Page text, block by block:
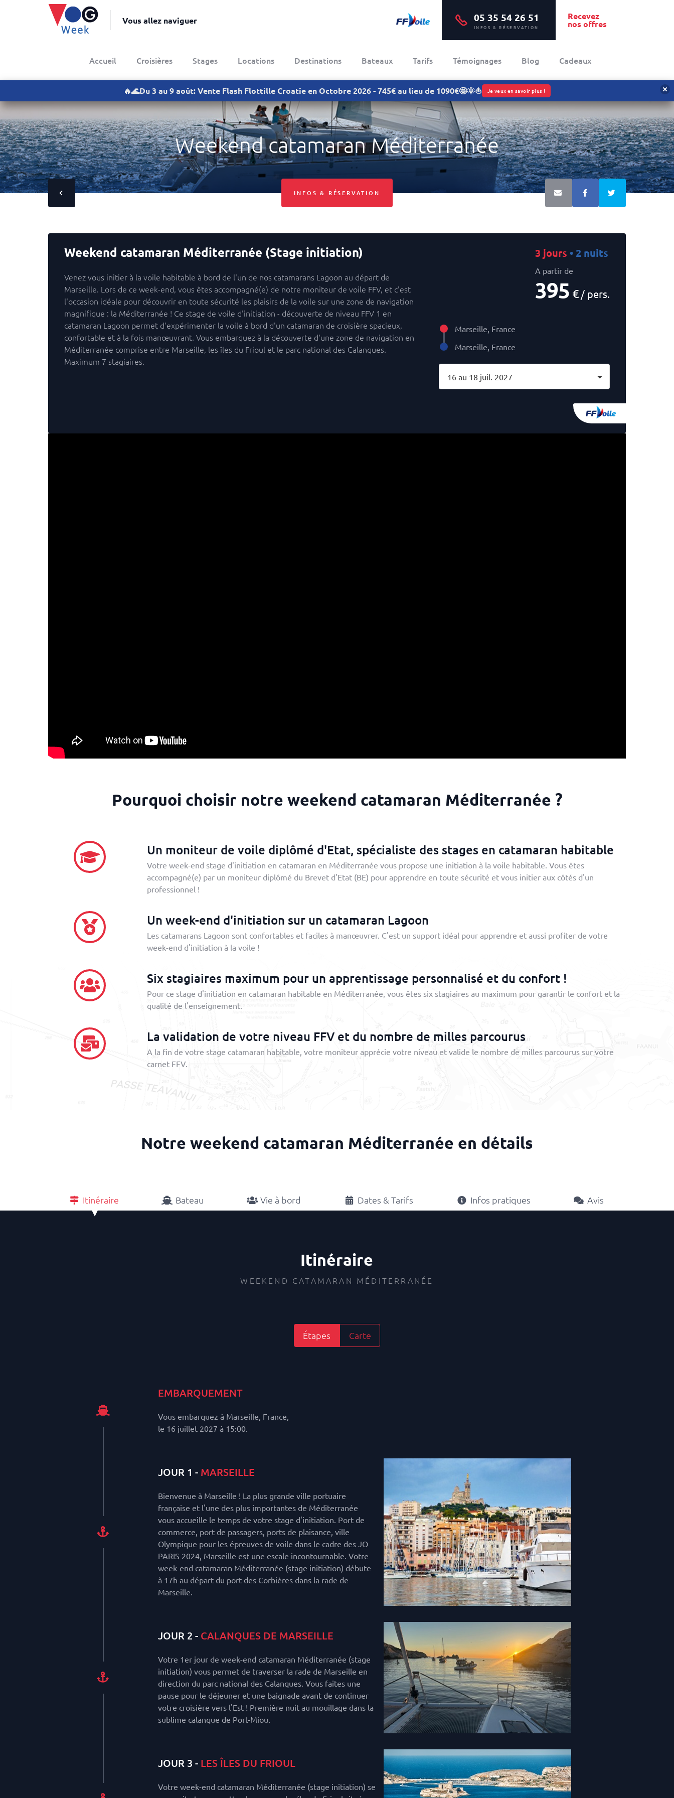
Vous allez naviguer 05 35 54 26 51
INFOS & RÉSERVATION
Recevez
nos offres
Accueil Croisières Stages Locations Destinations Bateaux Tarifs Témoignages Blog Cadeaux
🔥🌊Du 3 au 9 août: Vente Flash Flottille Croatie en Octobre 2026 - 745€ au lieu de 1090€🤩🌞⛵ Je veux en savoir plus !
Weekend catamaran Méditerranée
INFOS & RÉSERVATION
Weekend catamaran Méditerranée (Stage initiation)
Venez vous initier à la voile habitable à bord de l'un de nos catamarans Lagoon au départ de
Marseille. Lors de ce week-end, vous êtes accompagné(e) de notre moniteur de voile FFV, et c'est
l'occasion idéale pour découvrir en toute sécurité les plaisirs de la voile sur une zone de navigation
magnifique : la Méditerranée ! Ce stage de voile d'initiation - découverte de niveau FFV 1 en
catamaran Lagoon permet d'expérimenter la voile à bord d'un catamaran de croisière spacieux,
confortable et à la fois manœuvrant. Vous embarquez à la découverte d'une zone de navigation en
Méditerranée comprise entre Marseille, les îles du Frioul et le parc national des Calanques.
Maximum 7 stagiaires.
3 jours • 2 nuits
A partir de
395 € / pers.
Marseille, France
Marseille, France
16 au 18 juil. 2027
Pourquoi choisir notre weekend catamaran Méditerranée ?
Un moniteur de voile diplômé d'Etat, spécialiste des stages en catamaran habitable
Votre week-end stage d'initiation en catamaran en Méditerranée vous propose une initiation à la voile habitable. Vous êtes
accompagné(e) par un moniteur diplômé du Brevet d'Etat (BE) pour apprendre en toute sécurité et vous initier aux côtés d'un
professionnel !
Un week-end d'initiation sur un catamaran Lagoon
Les catamarans Lagoon sont confortables et faciles à manœuvrer. C'est un support idéal pour apprendre et aussi profiter de votre
week-end d'initiation à la voile !
Six stagiaires maximum pour un apprentissage personnalisé et du confort !
Pour ce stage d'initiation en catamaran habitable en Méditerranée, vous êtes six stagiaires au maximum pour garantir le confort et la
qualité de l'enseignement.
La validation de votre niveau FFV et du nombre de milles parcourus
A la fin de votre stage catamaran habitable, votre moniteur apprécie votre niveau et valide le nombre de milles parcourus sur votre
carnet FFV.
Notre weekend catamaran Méditerranée en détails
Itinéraire Bateau Vie à bord Dates & Tarifs Infos pratiques Avis
Itinéraire
WEEKEND CATAMARAN MÉDITERRANÉE
Étapes Carte
EMBARQUEMENT
Vous embarquez à Marseille, France,
le 16 juillet 2027 à 15:00.
JOUR 1 - MARSEILLE
Bienvenue à Marseille ! La plus grande ville portuaire
française et l'une des plus importantes de Méditerranée
vous accueille le temps de votre stage d'initiation. Port de
commerce, port de passagers, ports de plaisance, ville
Olympique pour les épreuves de voile dans le cadre des JO
PARIS 2024, Marseille est une escale incontournable. Votre
week-end catamaran Méditerranée (stage initiation) débute
à 17h au départ du port des Corbières dans la rade de
Marseille.
JOUR 2 - CALANQUES DE MARSEILLE
Votre 1er jour de week-end catamaran Méditerranée (stage
initiation) vous permet de traverser la rade de Marseille en
direction du parc national des Calanques. Vous faites une
pause pour le déjeuner et une baignade avant de continuer
votre croisière vers l'Est ! Première nuit au mouillage dans la
sublime calanque de Port-Miou.
JOUR 3 - LES ÎLES DU FRIOUL
Votre week-end catamaran Méditerranée (stage initiation) se